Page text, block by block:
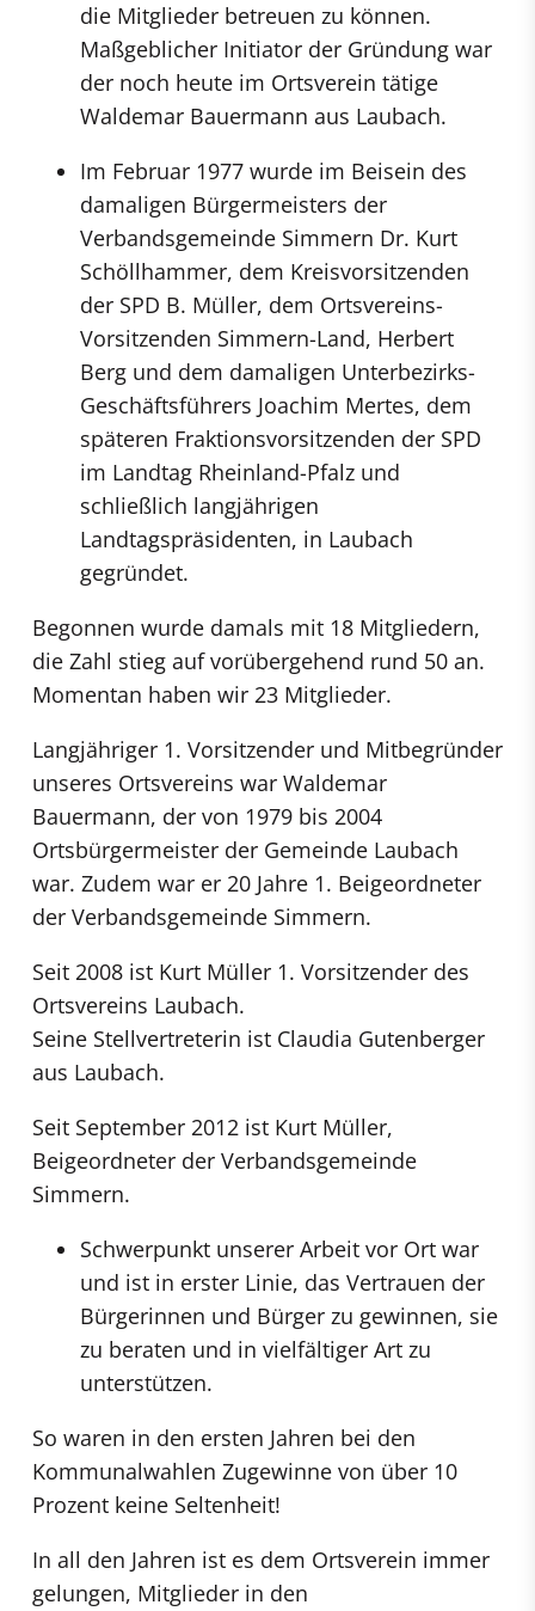
die Mitglieder betreuen zu können.
Maßgeblicher Initiator der Gründung war
der noch heute im Ortsverein tätige
Waldemar Bauermann aus Laubach.
Im Februar 1977 wurde im Beisein des
damaligen Bürgermeisters der
Verbandsgemeinde Simmern Dr. Kurt
Schöllhammer, dem Kreisvorsitzenden
der SPD B. Müller, dem Ortsvereins-
Vorsitzenden Simmern-Land, Herbert
Berg und dem damaligen Unterbezirks-
Geschäftsführers Joachim Mertes, dem
späteren Fraktionsvorsitzenden der SPD
im Landtag Rheinland-Pfalz und
schließlich langjährigen
Landtagspräsidenten, in Laubach
gegründet.
Begonnen wurde damals mit 18 Mitgliedern,
die Zahl stieg auf vorübergehend rund 50 an.
Momentan haben wir 23 Mitglieder.
Langjähriger 1. Vorsitzender und Mitbegründer
unseres Ortsvereins war Waldemar
Bauermann, der von 1979 bis 2004
Ortsbürgermeister der Gemeinde Laubach
war. Zudem war er 20 Jahre 1. Beigeordneter
der Verbandsgemeinde Simmern.
Seit 2008 ist Kurt Müller 1. Vorsitzender des
Ortsvereins Laubach.
Seine Stellvertreterin ist Claudia Gutenberger
aus Laubach.
Seit September 2012 ist Kurt Müller,
Beigeordneter der Verbandsgemeinde
Simmern.
Schwerpunkt unserer Arbeit vor Ort war
und ist in erster Linie, das Vertrauen der
Bürgerinnen und Bürger zu gewinnen, sie
zu beraten und in vielfältiger Art zu
unterstützen.
So waren in den ersten Jahren bei den
Kommunalwahlen Zugewinne von über 10
Prozent keine Seltenheit!
In all den Jahren ist es dem Ortsverein immer
gelungen, Mitglieder in den